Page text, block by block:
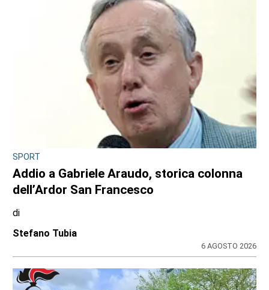
SPORT
Addio a Gabriele Araudo, storica colonna
dell’Ardor San Francesco
di
Stefano Tubia
6 AGOSTO 2026